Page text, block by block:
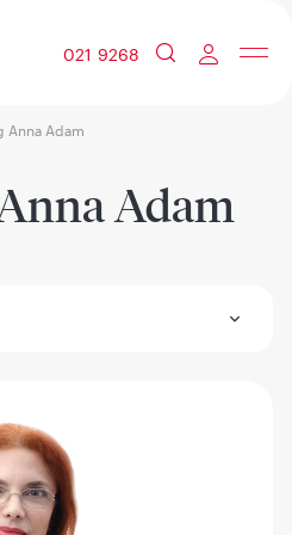
021 9268
Anna Adam
Adam